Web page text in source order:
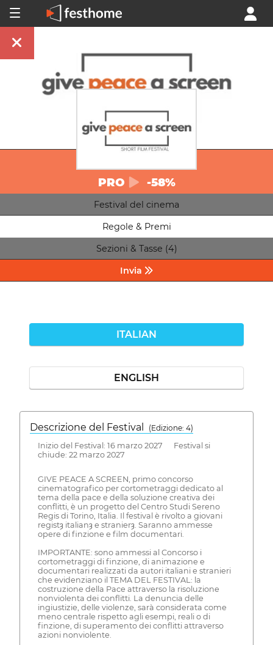
PRO -58%
Festival del cinema
Regole & Premi
Sezioni & Tasse (4)
Invia
ITALIAN
ENGLISH
Descrizione del Festival
( Edizione: 4)
Inizio del Festival: 16 marzo 2027 Festival si
chiude: 22 marzo 2027
GIVE PEACE A SCREEN, primo concorso
cinematografico per cortometraggi dedicato al
tema della pace e della soluzione creativa dei
conflitti, è un progetto del Centro Studi Sereno
Regis di Torino, Italia. Il festival è rivolto a giovani
registȝ italianȝ e stranierȝ. Saranno ammesse
opere di finzione e film documentari.
IMPORTANTE: sono ammessi al Concorso i
cortometraggi di finzione, di animazione e
documentari realizzati da autori italiani e stranieri
che evidenziano il TEMA DEL FESTIVAL: la
costruzione della Pace attraverso la risoluzione
nonviolenta dei conflitti. La denuncia delle
ingiustizie, delle violenze, sarà considerata come
meno centrale rispetto agli esempi, reali o di
finzione, di superamento dei conflitti attraverso
azioni nonviolente.